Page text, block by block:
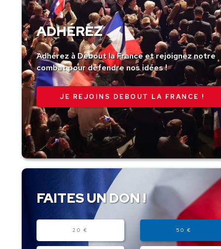
ADHÉREZ
Adhérez à Debout la France et rejoignez notre
combat pour défendre nos idées !
JE REJOINS DEBOUT LA FRANCE !
FAITES UN DON !
20 € 50 €